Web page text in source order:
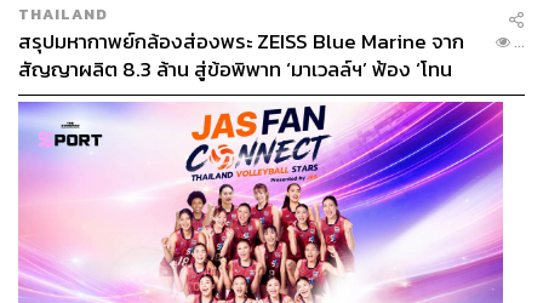
THAILAND
สรุปมหากาพย์กล้องส่องพระ ZEISS Blue Marine จาก
สัญญาผลิต 8.3 ล้าน สู่ข้อพิพาท ‘มาเวลล์ฯ’ ฟ้อง ‘โทน
บางแค’ ผิดนัดจ่ายหนี้-แอบระบุแบรนด์
...